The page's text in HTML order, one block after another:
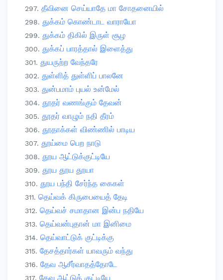
தீவினை செய்யாதே மா சோதனையில்
துக்கம் கொண்டாட வாராயோ
துக்கம் திகில் இருள் சூழ
துக்கப் பாரத்தால் இளைத்து
துயருற்ற வேந்தரே
துள்ளித் துள்ளிப் பாலனே
துன்பமாம் புயல் உன்மேல்
தூதர் வணங்கும் தேவன்
தூதர் வாழும் நதி தீரம்
தூதாக்கள் விண்ணில் பாடிய
தூய்மை பெற நாடு
தூய ஆட்டுக்குட்டியே
தூய தூய தூயா
தூய பந்தி சேர்ந்த கைகள்
தெய்வக் கிருபையைத் தேடி
தெய்வச் சமாதான இன்ப நதியே
தெய்வன்புதான் மா இனிமை
தெய்வாட்டுக் குட்டிக்கு
தேசத்தார்கள் யாவரும் வந்து
தேவ ஆசீர்வாதத்தோடே
தேவ ஆட்டுக் குட்டியே